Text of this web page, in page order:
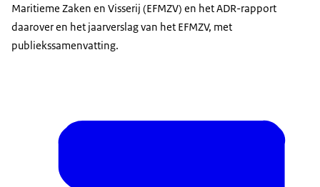
Maritieme Zaken en Visserij (EFMZV) en het ADR-rapport
daarover en het jaarverslag van het EFMZV, met
publiekssamenvatting.